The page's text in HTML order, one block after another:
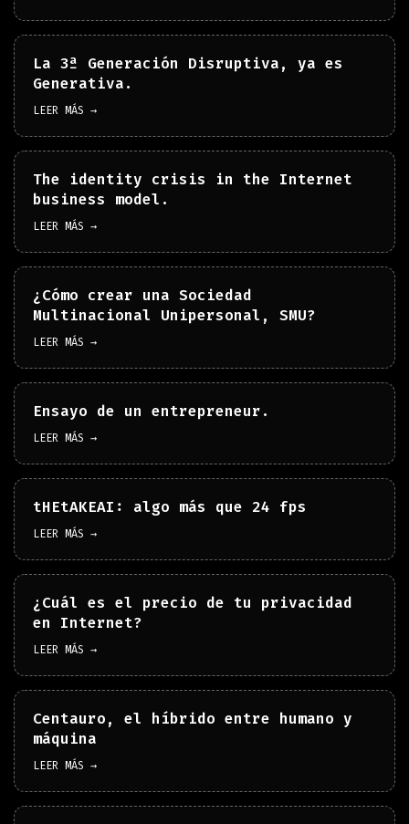
La 3ª Generación Disruptiva, ya es
Generativa.
LEER MÁS →
The identity crisis in the Internet
business model.
LEER MÁS →
¿Cómo crear una Sociedad
Multinacional Unipersonal, SMU?
LEER MÁS →
Ensayo de un entrepreneur.
LEER MÁS →
tHEtAKEAI: algo más que 24 fps
LEER MÁS →
¿Cuál es el precio de tu privacidad
en Internet?
LEER MÁS →
Centauro, el híbrido entre humano y
máquina
LEER MÁS →